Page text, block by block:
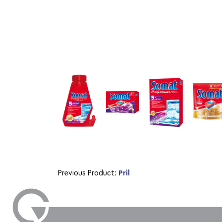
Previous Product: Pril